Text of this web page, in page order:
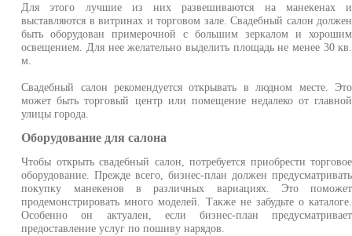
Для этого лучшие из них развешиваются на манекенах и
выставляются в витринах и торговом зале. Свадебный салон должен
быть оборудован примерочной с большим зеркалом и хорошим
освещением. Для нее желательно выделить площадь не менее 30 кв.
м.
Свадебный салон рекомендуется открывать в людном месте. Это
может быть торговый центр или помещение недалеко от главной
улицы города.
Оборудование для салона
Чтобы открыть свадебный салон, потребуется приобрести торговое
оборудование. Прежде всего, бизнес-план должен предусматривать
покупку манекенов в различных вариациях. Это поможет
продемонстрировать много моделей. Также не забудьте о каталоге.
Особенно он актуален, если бизнес-план предусматривает
предоставление услуг по пошиву нарядов.